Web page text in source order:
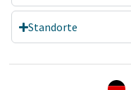
Standorte